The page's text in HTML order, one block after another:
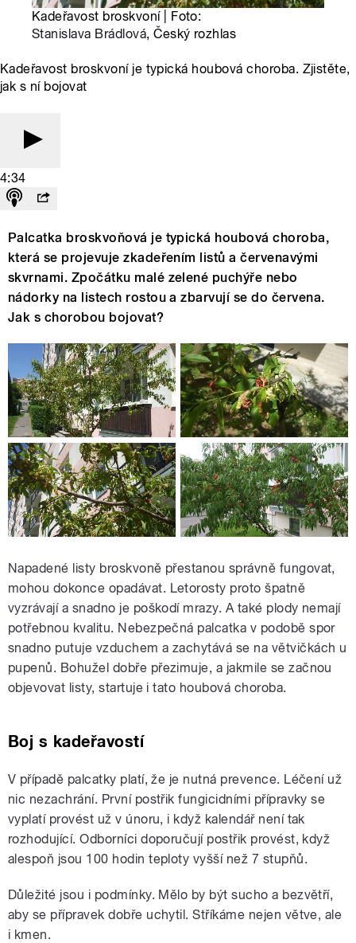
Kadeřavost broskvoní | Foto:
Stanislava Brádlová, Český rozhlas
Kadeřavost broskvoní je typická houbová choroba. Zjistěte,
jak s ní bojovat
4:34
Palcatka broskvoňová je typická houbová choroba,
která se projevuje zkadeřením listů a červenavými
skvrnami. Zpočátku malé zelené puchýře nebo
nádorky na listech rostou a zbarvují se do červena.
Jak s chorobou bojovat?
Napadené listy broskvoně přestanou správně fungovat,
mohou dokonce opadávat. Letorosty proto špatně
vyzrávají a snadno je poškodí mrazy. A také plody nemají
potřebnou kvalitu. Nebezpečná palcatka v podobě spor
snadno putuje vzduchem a zachytává se na větvičkách u
pupenů. Bohužel dobře přezimuje, a jakmile se začnou
objevovat listy, startuje i tato houbová choroba.
Boj s kadeřavostí
V případě palcatky platí, že je nutná prevence. Léčení už
nic nezachrání. První postřik fungicidními přípravky se
vyplatí provést už v únoru, i když kalendář není tak
rozhodující. Odborníci doporučují postřik provést, když
alespoň jsou 100 hodin teploty vyšší než 7 stupňů.
Důležité jsou i podmínky. Mělo by být sucho a bezvětří,
aby se přípravek dobře uchytil. Stříkáme nejen větve, ale
i kmen.